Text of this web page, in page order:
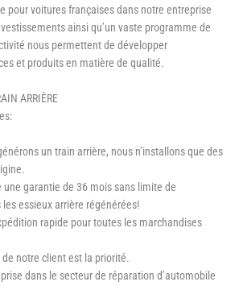
pour voitures françaises dans notre entreprise
ainsi qu’un vaste programme de
nous permettent de développer
et produits en matière de qualité.
ARRIÈRE
un train arrière, nous n’installons que des
une garantie de 36 mois sans limite de
essieux arrière régénérées!
rapide pour toutes les marchandises
notre client est la priorité.
dans le secteur de réparation d’automobile